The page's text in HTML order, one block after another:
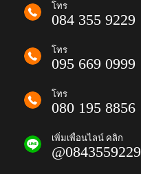
โทร
084 355 9229
โทร
095 669 0999
โทร
080 195 8856
เพิ่มเพื่อนไลน์ คลิก
@0843559229